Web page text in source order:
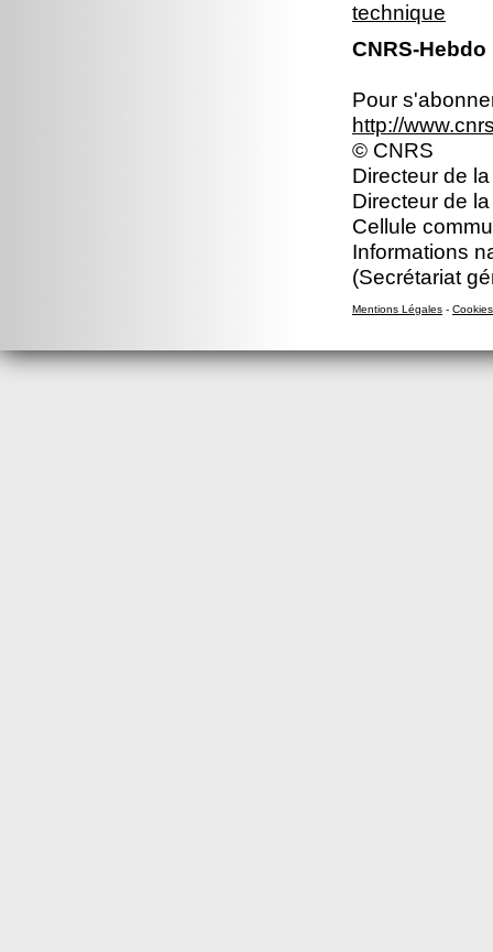
technique
CNRS-
Pour
http://
© CNRS
Directeur de
Directeur de
Cellule
Informations
(Secrétariat
Mentions Légales - Cookies